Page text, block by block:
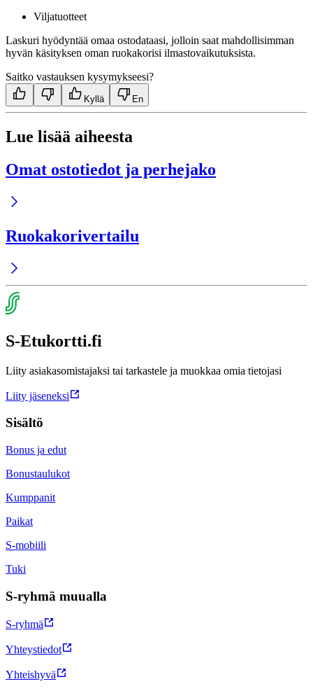
Viljatuotteet
Laskuri hyödyntää omaa ostodataasi, jolloin saat mahdollisimman
hyvän käsityksen oman ruokakorisi ilmastovaikutuksista.
Saitko vastauksen kysymykseesi?
Kyllä En
Lue lisää aiheesta
Omat ostotiedot ja perhejako
Ruoka­kori­vertailu
S-Etukortti.fi
Liity asiakasomistajaksi tai tarkastele ja muokkaa omia tietojasi
Liity jäseneksi
Sisältö
Bonus ja edut
Bonustaulukot
Kumppanit
Paikat
S-mobiili
Tuki
S-ryhmä muualla
S-ryhmä
Yhteystiedot
Yhteishyvä